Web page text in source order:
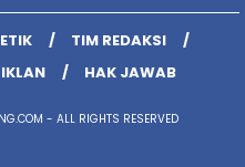
TIM REDAKSI
HAK JAWAB
- ALL RIGHTS RESERVED